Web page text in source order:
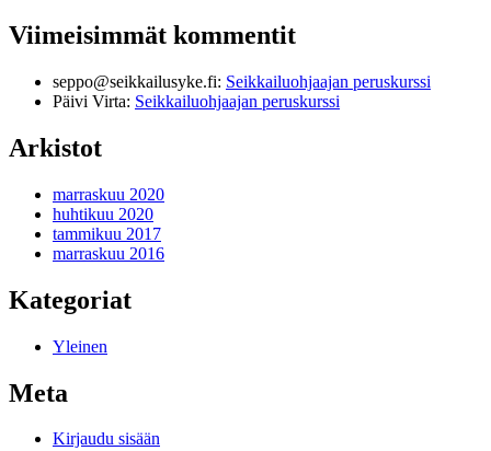
Viimeisimmät kommentit
seppo@seikkailusyke.fi: Seikkailuohjaajan peruskurssi
Päivi Virta: Seikkailuohjaajan peruskurssi
Arkistot
marraskuu 2020
huhtikuu 2020
tammikuu 2017
marraskuu 2016
Kategoriat
Yleinen
Meta
Kirjaudu sisään